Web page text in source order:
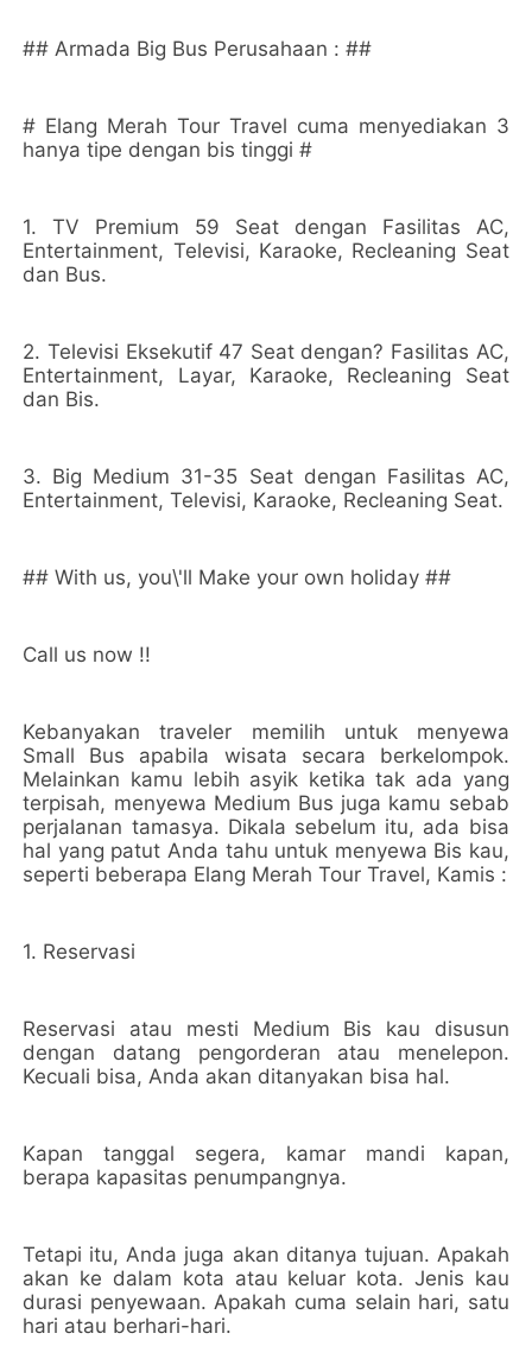
## Armada Big Bus Perusahaan : ##
# Elang Merah Tour Travel cuma menyediakan 3
hanya tipe dengan bis tinggi #
1. TV Premium 59 Seat dengan Fasilitas AC,
Entertainment, Televisi, Karaoke, Recleaning Seat
dan Bus.
2. Televisi Eksekutif 47 Seat dengan? Fasilitas AC,
Entertainment, Layar, Karaoke, Recleaning Seat
dan Bis.
3. Big Medium 31-35 Seat dengan Fasilitas AC,
Entertainment, Televisi, Karaoke, Recleaning Seat.
## With us, you\'ll Make your own holiday ##
Call us now !!
Kebanyakan traveler memilih untuk menyewa
Small Bus apabila wisata secara berkelompok.
Melainkan kamu lebih asyik ketika tak ada yang
terpisah, menyewa Medium Bus juga kamu sebab
perjalanan tamasya. Dikala sebelum itu, ada bisa
hal yang patut Anda tahu untuk menyewa Bis kau,
seperti beberapa Elang Merah Tour Travel, Kamis :
1. Reservasi
Reservasi atau mesti Medium Bis kau disusun
dengan datang pengorderan atau menelepon.
Kecuali bisa, Anda akan ditanyakan bisa hal.
Kapan tanggal segera, kamar mandi kapan,
berapa kapasitas penumpangnya.
Tetapi itu, Anda juga akan ditanya tujuan. Apakah
akan ke dalam kota atau keluar kota. Jenis kau
durasi penyewaan. Apakah cuma selain hari, satu
hari atau berhari-hari.